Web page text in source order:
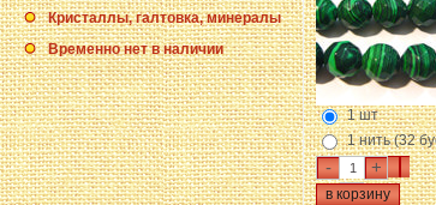
Кристаллы, галтовка, минералы
Временно нет в наличии
1 шт
1 нить (32
- +